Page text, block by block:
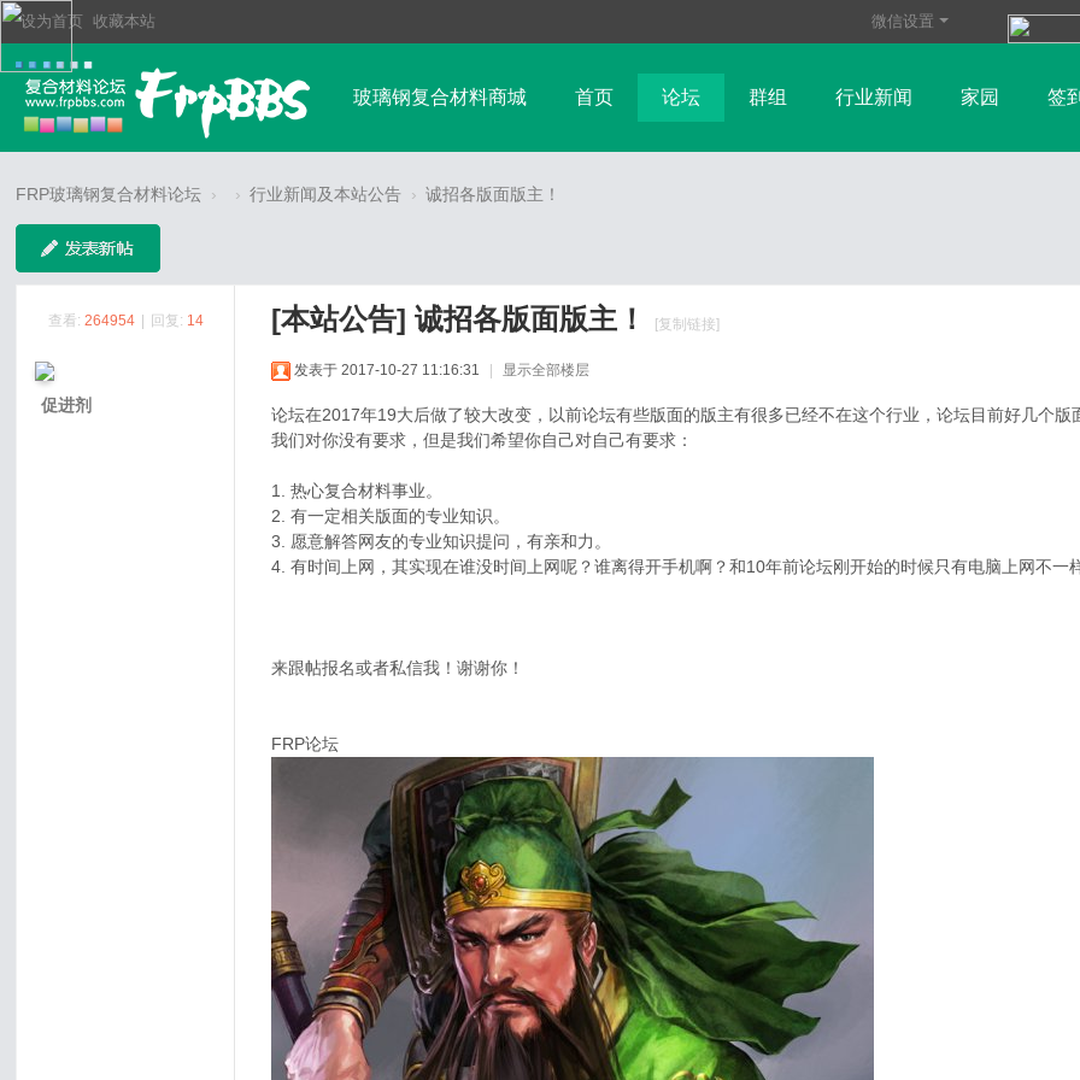
设为首页 收藏本站 微信设置
玻璃钢复合材料商城 首页 论坛 群组 行业新闻 家园 签
FRP玻璃钢复合材料论坛 › › 行业新闻及本站公告 › 诚招各版面版主！
查看: 264954 回复: 14 [本站公告]诚招各版面版主！ [复制链接]
促进剂
发表于 2017-10-27 11:16:31 显示全部楼层
论坛在2017年19大后做了较大改变，以前论坛有些版面的版主有很多已经不在这个行业，论坛目前好几个
我们对你没有要求，但是我们希望你自己对自己有要求：
1. 热心复合材料事业。
2. 有一定相关版面的专业知识。
3. 愿意解答网友的专业知识提问，有亲和力。
4. 有时间上网，其实现在谁没时间上网呢？谁离得开手机啊？和10年前论坛刚开始的时候只有电脑上网不一
来跟帖报名或者私信我！谢谢你！
FRP论坛